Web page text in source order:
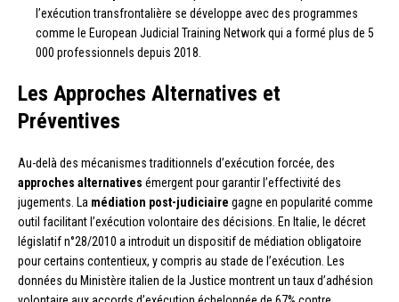
l’exécution transfrontalière se développe avec des programmes
comme le European Judicial Training Network qui a formé plus de 5
000 professionnels depuis 2018.
Les Approches Alternatives et
Préventives
Au-delà des mécanismes traditionnels d’exécution forcée, des
approches alternatives émergent pour garantir l’effectivité des
jugements. La médiation post-judiciaire gagne en popularité comme
outil facilitant l’exécution volontaire des décisions. En Italie, le décret
législatif n°28/2010 a introduit un dispositif de médiation obligatoire
pour certains contentieux, y compris au stade de l’exécution. Les
données du Ministère italien de la Justice montrent un taux d’adhésion